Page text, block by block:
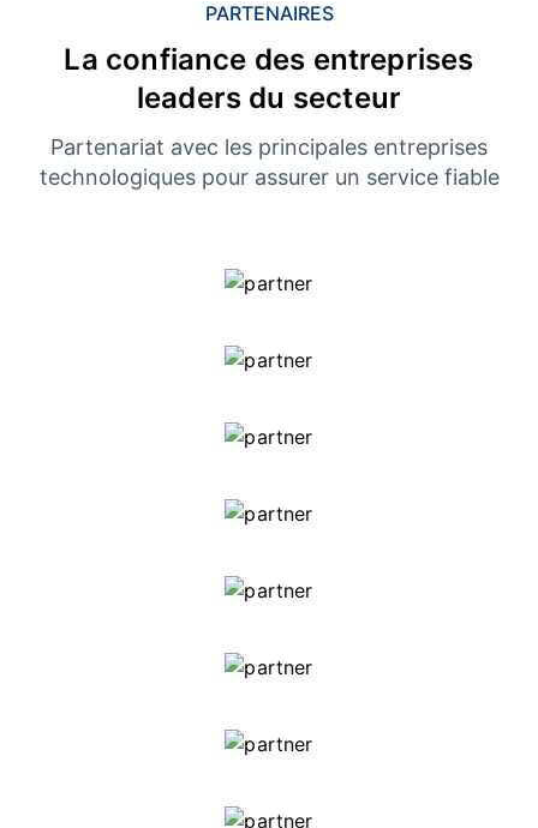
PARTENAIRES
La confiance des entreprises
leaders du secteur
Partenariat avec les principales entreprises
technologiques pour assurer un service fiable